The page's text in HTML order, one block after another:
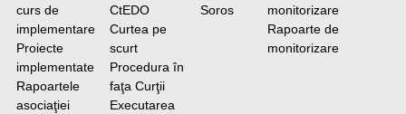
curs de
implementare
Proiecte
implementate
Rapoartele
asociaţiei
CtEDO
Curtea pe
scurt
Procedura în
faţa Curţii
Executarea
Soros
monitorizare
Rapoarte de
monitorizare